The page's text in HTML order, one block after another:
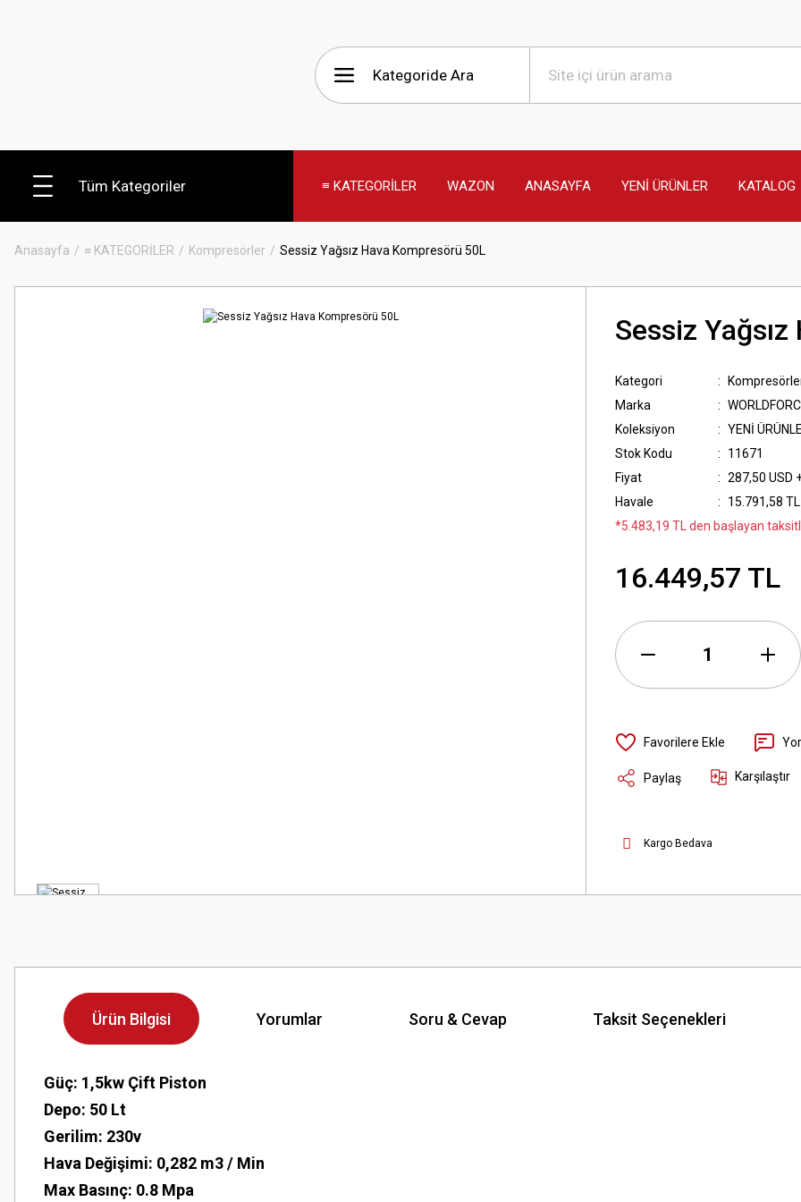
Tüm Kategoriler ≡ KATEGORİLER WAZON ANASAYFA YENİ ÜRÜNLER KATALOG
Anasayfa ≡ KATEGORİLER Kompresörler Sessiz Yağsız Hava Kompresörü 50L
Sessiz
Kategori
Marka
Koleksiyon
YENİ
Stok Kodu
11671
Fiyat
287,50 USD
Havale
15.791,58
*5.483,19 TL den başlayan
16.449,57 TL
Paylaş Karşılaştır
Kargo Bedava
Ürün Bilgisi Yorumlar Soru & Cevap Taksit Seçenekleri
Güç: 1,5kw Çift Piston
Depo: 50 Lt
Gerilim: 230v
Hava Değişimi: 0,282 m3 / Min
Max Basınç: 0.8 Mpa